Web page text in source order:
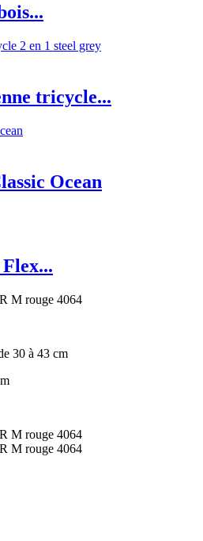
tricycle...
Ocean
30 à 43 cm